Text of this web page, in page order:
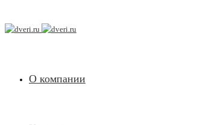
О компании